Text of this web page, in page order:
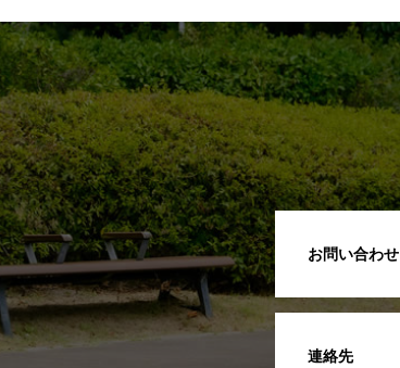
お問い合わせ
連絡先